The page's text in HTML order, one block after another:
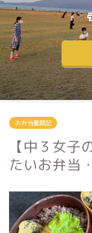
お弁当奮闘記
【中３女子
たいお弁当